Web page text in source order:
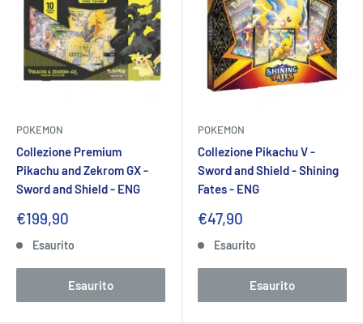
POKEMON
Collezione Premium
Pikachu and Zekrom GX -
Sword and Shield - ENG
Prezzo
€199,90
Esaurito
Esaurito
POKEMON
Collezione Pikachu V -
Sword and Shield - Shining
Fates - ENG
Prezzo
€47,90
Esaurito
Esaurito